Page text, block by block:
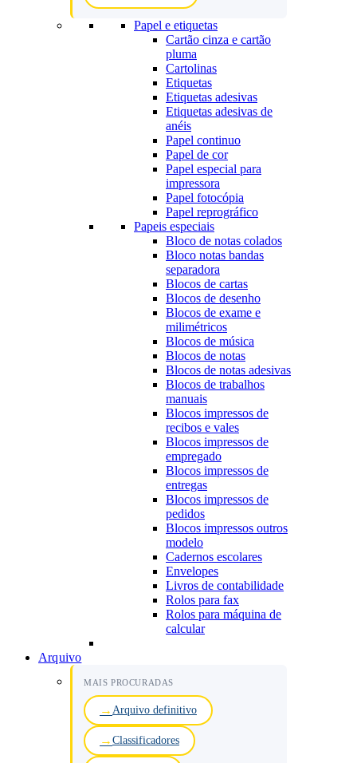
Papel e etiquetas
Cartão cinza e cartão
pluma
Cartolinas
Etiquetas
Etiquetas adesivas
Etiquetas adesivas de
anéis
Papel continuo
Papel de cor
Papel especial para
impressora
Papel fotocópia
Papel reprográfico
Papeis especiais
Bloco de notas colados
Bloco notas bandas
separadora
Blocos de cartas
Blocos de desenho
Blocos de exame e
milimétricos
Blocos de música
Blocos de notas
Blocos de notas adesivas
Blocos de trabalhos
manuais
Blocos impressos de
recibos e vales
Blocos impressos de
empregado
Blocos impressos de
entregas
Blocos impressos de
pedidos
Blocos impressos outros
modelo
Cadernos escolares
Envelopes
Livros de contabilidade
Rolos para fax
Rolos para máquina de
calcular
Arquivo
MAIS PROCURADAS
Arquivo definitivo
Classificadores